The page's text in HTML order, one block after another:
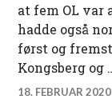
at fem OL var
hadde også
først og
Kongsberg og
18. FEBRUAR 2020